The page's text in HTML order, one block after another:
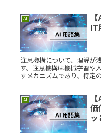
AI
IT
注意機構について、理解が
す。注意機構は機械学習や
すメカニズムであり、特定
AI
価
ッ